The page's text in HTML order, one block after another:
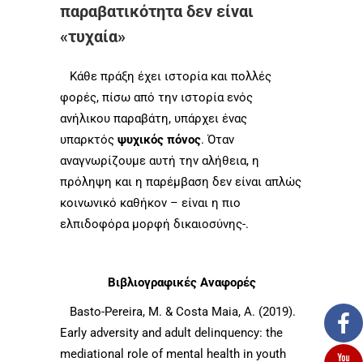
παραβατικότητα δεν είναι
«τυχαία»
Κάθε πράξη έχει ιστορία και πολλές
φορές, πίσω από την ιστορία ενός
ανήλικου παραβάτη, υπάρχει ένας
υπαρκτός ψυχικός πόνος. Όταν
αναγνωρίζουμε αυτή την αλήθεια, η
πρόληψη και η παρέμβαση δεν είναι απλώς
κοινωνικό καθήκον – είναι η πιο
ελπιδοφόρα μορφή δικαιοσύνης-.
Βιβλιογραφικές Αναφορές
Basto-Pereira, Μ. & Costa Maia, Α. (2019).
Early adversity and adult delinquency: the
mediational role of mental health in youth